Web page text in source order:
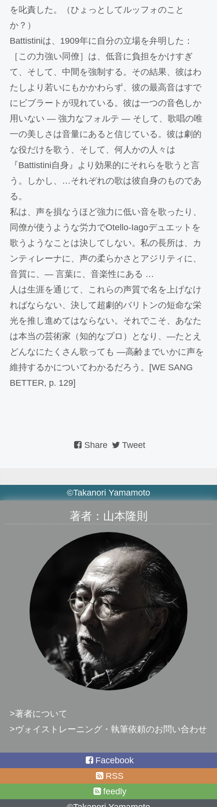
を叱責した。（ひょっとしてルッフォのこと
か？）
Battistiniは、1909年に自分の立場を弁明した：
［この力強い同僚］は、低音に負担をかけすぎ
て、そして、中間を強制する。その結果、彼はわ
たしより若いにもかかわらず、彼の最高音はすで
にビブラートが現れている。彼は一つの音色しか
用いない ― 強力なフォルテ ― そして、歌唱の唯
一の美しさは音量にあると信じている。彼は劇的
な役だけを歌う、そして、何人かの人々は
『Battistini自身』より効果的にそれらを歌うと言
う。しかし、…それぞれの歌は彼自身のものであ
る。
私は、声を損なうほど強力に低い音を歌ったり、
同僚が使うような労力でOtello-Iagoデュエットを
歌うようなことは決してしない。私の長所は、カ
ンティレーナに、声の柔らかさとアジリティに、
音質に、― 言葉に、音楽性にある …
人は生涯を通じて、これらの声質で名を上げなけ
ればならない、決して超劇的バリトンの短命な栄
光を推し進めてはならない。それでこそ、あなた
は本当の芸術家（知的なプロ）となり、―たとえ
どんなにたくさん歌っても ―高齢までいかに声を
維持するかについてわかるだろう。[WE SANG
BETTER, p. 129]
Share Tweet
©Takanori Yamamoto
著者：山本隆則
>著者について
>ヴォイストレーニング・執筆依頼のお問い合わせ
Facebook
RSS
feedly